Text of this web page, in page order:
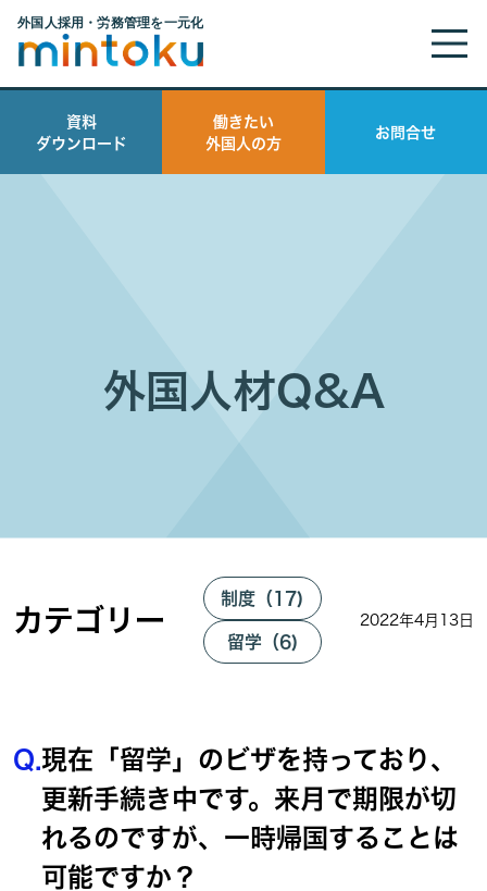
資料
ダウンロード
働きたい
外国人の方
お問合せ
外国人材Q&A
カテゴリー
制度（17)
留学（6)
2022年4月13日
Q.現在「留学」のビザを持っており、
更新手続き中です。来月で期限が切
れるのですが、一時帰国することは
可能ですか？